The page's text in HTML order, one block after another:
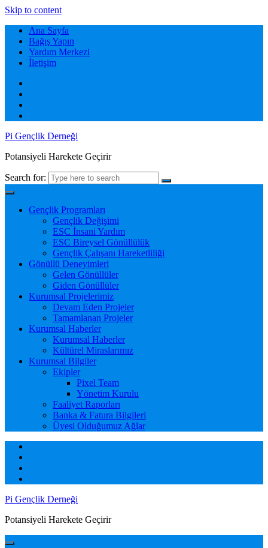
Skip to content
Ana Sayfa
Bağış Yapın
Yardım Merkezi
İletişim
Pi Gençlik Derneği
Potansiyeli Harekete Geçirir
Search for:
Gençlik Programları
Gençlik Değişimi
ESC İnsani Yardım
ESC Bireysel Gönüllülük
Gençlik Çalışanı Hareketliliği
Gönüllü Deneyimleri
Gelen Gönüllüler
Giden Gönüllüler
Kurumsal Projelerimiz
Devam Eden Projeler
Tamamlanan Projeler
Kurumsal Haberler
Kurumsal Haberler
Kültürel Miraslarımız
Kurumsal Bilgiler
Ekipler
Pixel Team
Yönetim Kurulu
Faaliyet Raporları
Banka & Fatura Bilgileri
Üyesi Olduğumuz Ağlar
Pi Gençlik Derneği
Potansiyeli Harekete Geçirir